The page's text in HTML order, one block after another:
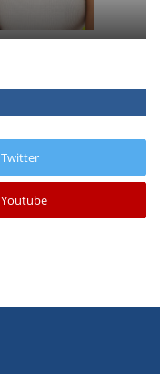
Twitter
Youtube